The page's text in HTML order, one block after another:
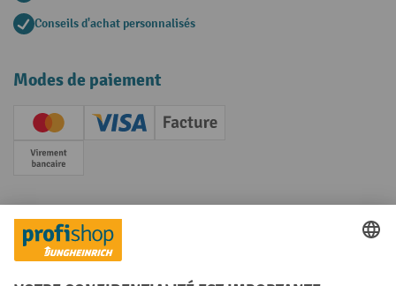
Conseils d'achat personnalisés
Modes de paiement
Creditcard (Master)Creditcard (Visa)
Facture
Paiement anticipé
Réseaux sociaux
Facebook
YouTube
LinkedInInstagram